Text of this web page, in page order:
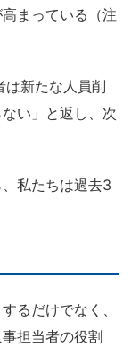
まっている（注
新たな人員削
い」と返し、次
私たちは過去3
るだけでなく、
担当者の役割